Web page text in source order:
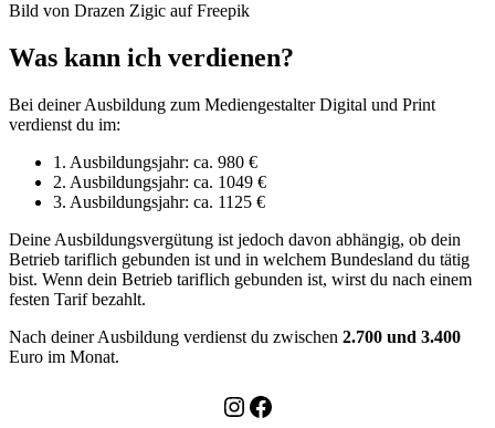
Bild von Drazen Zigic auf Freepik
Was kann ich verdienen?
Bei deiner Ausbildung zum Mediengestalter Digital und Print
verdienst du im:
1. Ausbildungsjahr: ca. 980 €
2. Ausbildungsjahr: ca. 1049 €
3. Ausbildungsjahr: ca. 1125 €
Deine Ausbildungsvergütung ist jedoch davon abhängig, ob dein
Betrieb tariflich gebunden ist und in welchem Bundesland du tätig
bist. Wenn dein Betrieb tariflich gebunden ist, wirst du nach einem
festen Tarif bezahlt.
Nach deiner Ausbildung verdienst du zwischen 2.700 und 3.400
Euro im Monat.
Instagram
Facebook